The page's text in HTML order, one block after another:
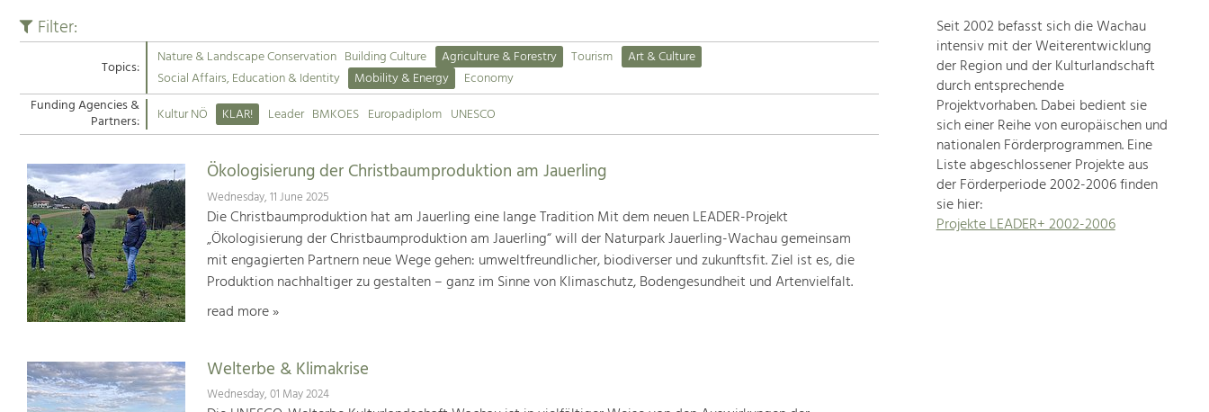
topics
Development
within
our
region
is
extremely
diverse.
Which
Filter:
Topics: Nature & Landscape Conservation Building Culture Agriculture & Forestry Tourism
Art & Culture
Social Affairs, Education & Identity
Mobility & Energy
Economy
Funding Agencies &
Partners: Kultur NÖ KLAR! Leader BMKOES Europadiplom UNESCO
Ökologisierung der Christbaumproduktion am Jauerling
Wednesday, 11 June 2025
Die Christbaumproduktion hat am Jauerling eine lange Tradition Mit dem neuen LEADER-Projekt
„Ökologisierung der Christbaumproduktion am Jauerling“ will der Naturpark Jauerling-Wachau gemeinsam
mit engagierten Partnern neue Wege gehen: umweltfreundlicher, biodiverser und zukunftsfit. Ziel ist es, die
Produktion nachhaltiger zu gestalten – ganz im Sinne von Klimaschutz, Bodengesundheit und Artenvielfalt.
read more »
Welterbe & Klimakrise
Wednesday, 01 May 2024
Seit 2002 befasst sich die Wachau
intensiv mit der Weiterentwicklung
der Region und der Kulturlandschaft
durch entsprechende
Projektvorhaben. Dabei bedient sie
sich einer Reihe von europäischen und
nationalen Förderprogrammen. Eine
Liste abgeschlossener Projekte aus
der Förderperiode 2002-2006 finden
sie hier:
Projekte LEADER+ 2002-2006